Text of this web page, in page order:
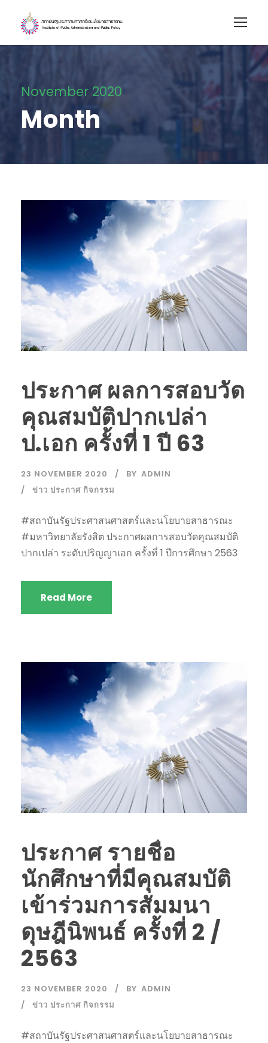
November 2020
Month
ประกาศ ผลการสอบวัด
คุณสมบัติปากเปล่า
ป.เอก ครั้งที่ 1 ปี 63
23 NOVEMBER 2020 BY ADMIN
ข่าว ประกาศ กิจกรรม
#สถาบันรัฐประศาสนศาสตร์และนโยบายสาธารณะ
#มหาวิทยาลัยรังสิต ประกาศผลการสอบวัดคุณสมบัติ
ปากเปล่า ระดับปริญญาเอก ครั้งที่ 1 ปีการศึกษา 2563
Read More
ประกาศ รายชื่อ
นักศึกษาที่มีคุณสมบัติ
เข้าร่วมการสัมมนา
ดุษฎีนิพนธ์ ครั้งที่ 2 /
2563
23 NOVEMBER 2020 BY ADMIN
ข่าว ประกาศ กิจกรรม
#สถาบันรัฐประศาสนศาสตร์และนโยบายสาธารณะ